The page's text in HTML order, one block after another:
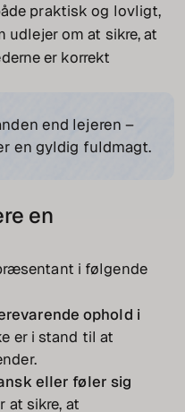
praktisk og lovligt,
om at sikre, at
er korrekt
end lejeren –
en gyldig fuldmagt.
en
i følgende
ophold i
er i stand til at
eller føler sig
at sikre, at